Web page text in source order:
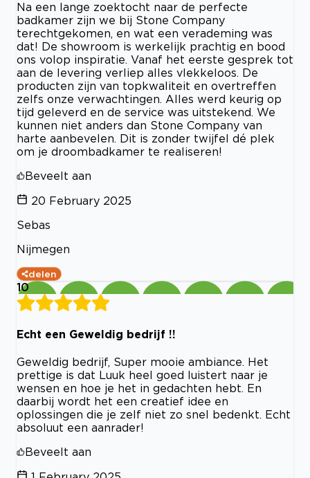
Na een lange zoektocht naar de perfecte
badkamer zijn we bij Stone Company
terechtgekomen, en wat een verademing was
dat! De showroom is werkelijk prachtig en bood
ons volop inspiratie. Vanaf het eerste gesprek tot
aan de levering verliep alles vlekkeloos. De
producten zijn van topkwaliteit en overtreffen
zelfs onze verwachtingen. Alles werd keurig op
tijd geleverd en de service was uitstekend. We
kunnen niet anders dan Stone Company van
harte aanbevelen. Dit is zonder twijfel dé plek
om je droombadkamer te realiseren!
Beveelt aan
20 February 2025
Sebas
Nijmegen
delen
10
Echt een Geweldig bedrijf !!
Geweldig bedrijf, Super mooie ambiance. Het
prettige is dat Luuk heel goed luistert naar je
wensen en hoe je het in gedachten hebt. En
daarbij wordt het een creatief idee en
oplossingen die je zelf niet zo snel bedenkt. Echt
absoluut een aanrader!
Beveelt aan